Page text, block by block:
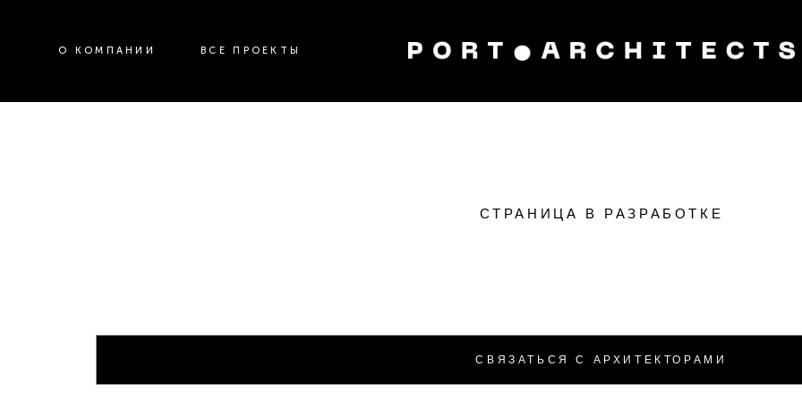
О КОМПАНИИ ВСЕ ПРОЕКТЫ
СТРАНИЦА В РАЗРАБОТКЕ
СВЯЗАТЬСЯ С АРХИТЕКТОРАМИ